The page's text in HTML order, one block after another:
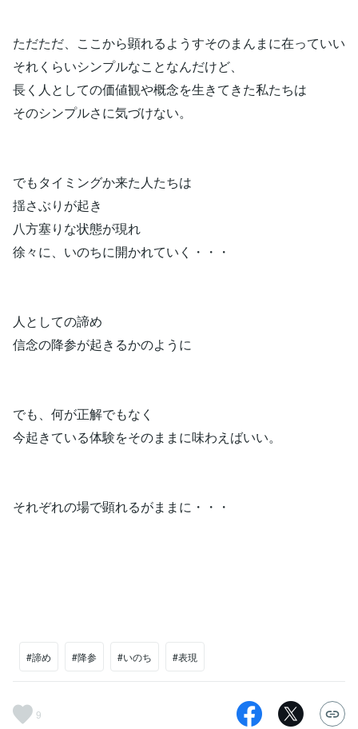
ただただ、ここから顕れるようすそのまんまに在っていい
それくらいシンプルなことなんだけど、
長く人としての価値観や概念を生きてきた私たちは
そのシンプルさに気づけない。
でもタイミングか来た人たちは
揺さぶりが起き
八方塞りな状態が現れ
徐々に、いのちに開かれていく・・・
人としての諦め
信念の降参が起きるかのように
でも、何が正解でもなく
今起きている体験をそのままに味わえばいい。
それぞれの場で顕れるがままに・・・
#諦め #降参 #いのち #表現
9